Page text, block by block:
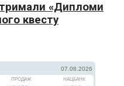
«Дипломи
квесту